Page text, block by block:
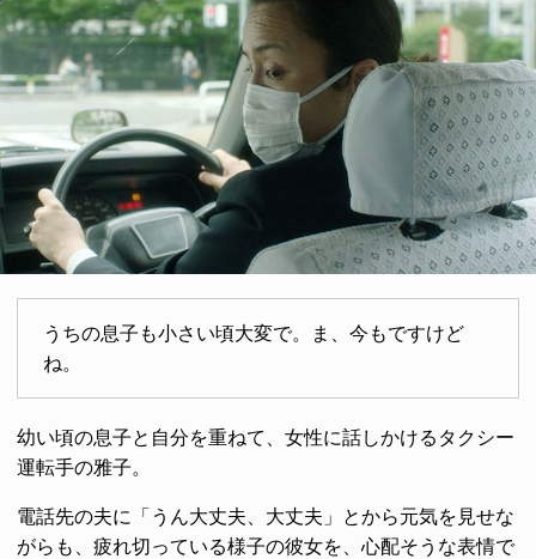
うちの息子も小さい頃大変で。ま、今もですけど
ね。
幼い頃の息子と自分を重ねて、女性に話しかけるタクシー
運転手の雅子。
電話先の夫に「うん大丈夫、大丈夫」とから元気を見せな
がらも、疲れ切っている様子の彼女を、心配そうな表情で